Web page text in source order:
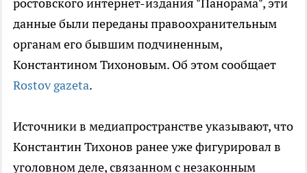
ростовского интернет-издания "Панорама", эти
данные были переданы правоохранительным
органам его бывшим подчиненным,
Константином Тихоновым. Об этом сообщает
Rostov gazeta.
Источники в медиапространстве указывают, что
Константин Тихонов ранее уже фигурировал в
уголовном деле, связанном с незаконным